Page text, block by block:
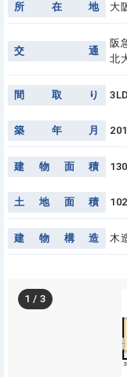
所 在 地 大
交 通
阪
北
間 取 り
築 年 月
建 物 面 積
土 地 面 積
建 物 構 造 木
1 /3